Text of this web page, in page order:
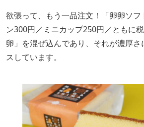
欲張って、もう一品注文！「卵卵ソ
ン300円／ミニカップ250円／ともに
卵」を混ぜ込んであり、それが濃厚
スしています。